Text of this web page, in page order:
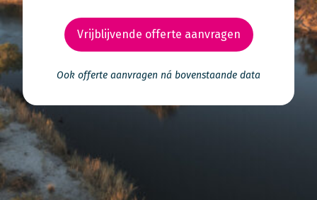
Vrijblijvende offerte aanvragen
Ook offerte aanvragen ná bovenstaande data